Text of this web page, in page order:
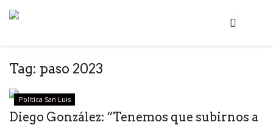
Tag: paso 2023
Política San Luis
Diego González: “Tenemos que subirnos a